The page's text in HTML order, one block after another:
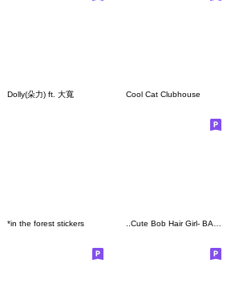
Dolly(朵力) ft. 大寬 Cool Cat Clubhouse
*in the forest stickers